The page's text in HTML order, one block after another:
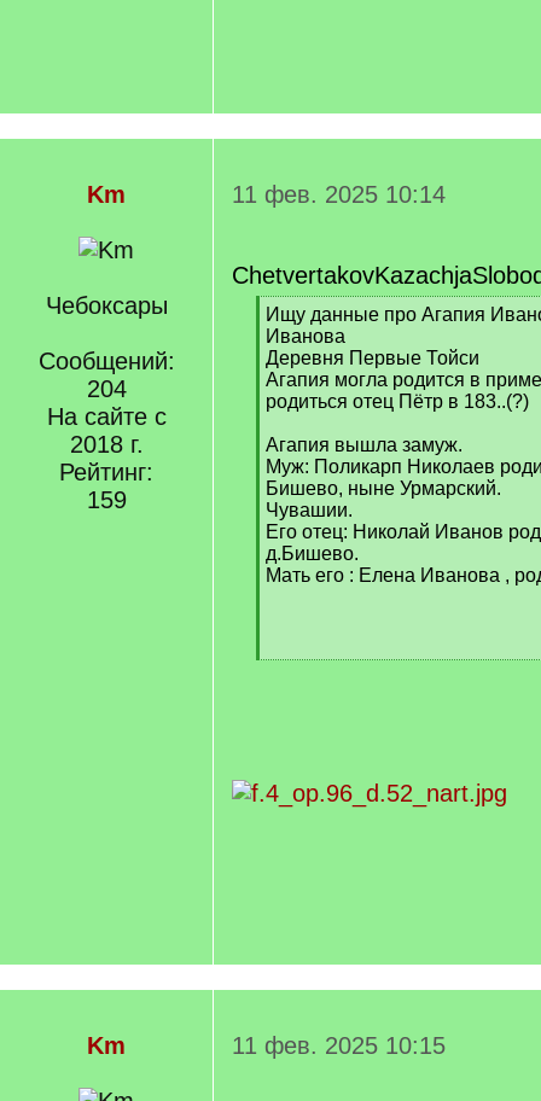
Km
Чебоксары
Сообщений:
204
На сайте с
2018 г.
Рейтинг:
159
11 фев. 2025 10:14
[
q
]
Ищу данные про Агапия
Иванова
Деревня Первые Тойси
Агапия могла родится в
родиться отец Пётр в 183..(?)
Агапия вышла замуж.
Муж: Поликарп Николаев
Бишево, ныне Урмарский.
Чувашии.
Его отец: Николай Иванов
д.Бишево.
Мать его : Елена Иванова ,
[
Km 11 фев. 2025 10:15